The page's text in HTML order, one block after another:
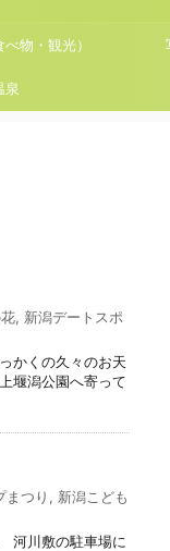
物・観光）
泉
, 新潟デートスポ
かくの久々のお天
堰潟公園へ寄って
まつり , 新潟こども
河川敷の駐車場に